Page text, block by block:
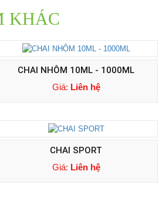
KHÁC
CHAI NHÔM 10ML - 1000ML
Giá: Liên hệ
CHAI SPORT
Giá: Liên hệ